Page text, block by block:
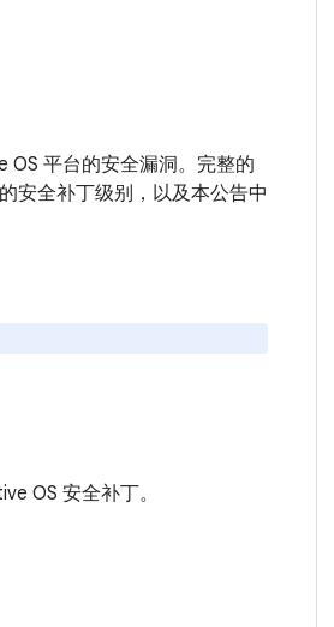
平台的安全漏洞。完整的
安全补丁级别，以及本公告中
OS 安全补丁。